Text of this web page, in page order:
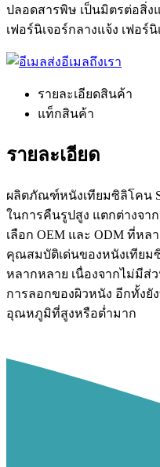
ปลอดสารพิษ เป็นมิตรต่อสิ่ง
เฟอร์นิเจอร์กลางแจ้ง เฟอ
ส่งอีเมลถึงเรา
รายละเอียดสินค้า
แท็กสินค้า
รายละเอียด
ผลิตภัณฑ์หนังเทียมซิลิโคน
ในการคืนรูปสูง แตกต่างจา
เลือก OEM และ ODM ที่ห
คุณสมบัติเด่นของหนังเทียม
หลากหลาย เนื่องจากไม่มีส่
การลอกของผิวหนัง อีกทั้งยั
อุณหภูมิที่สูงหรือต่ำมาก